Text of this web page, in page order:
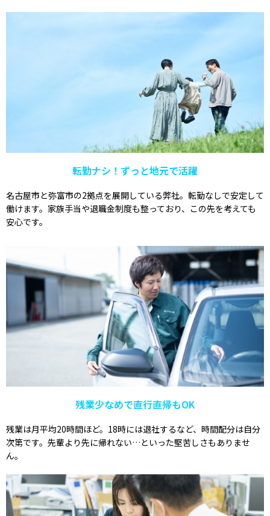
転勤ナシ！ずっと地元で活躍
名古屋市と弥富市の2拠点を展開している弊社。転勤なしで安定して
働けます。家族手当や退職金制度も整っており、この先を考えても
安心です。
残業少なめで直行直帰もOK
残業は月平均20時間ほど。18時には退社するなど、時間配分は自分
次第です。先輩より先に帰れない…といった堅苦しさもありませ
ん。